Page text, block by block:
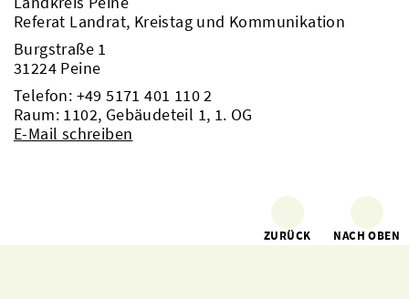
Referat Landrat, Kreistag und Kommunikation
Burgstraße 1
31224 Peine
Telefon: +49 5171 401 110 2
Raum: 1102, Gebäudeteil 1, 1. OG
E-Mail schreiben
ZURÜCK NACH OBEN